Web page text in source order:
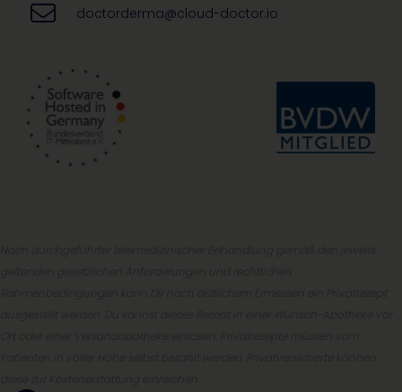
doctorderma@cloud-doctor.io